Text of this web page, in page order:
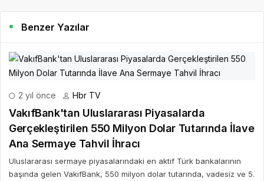
Benzer Yazılar
2 yıl önce Hbr TV
VakıfBank'tan Uluslararası Piyasalarda
Gerçekleştirilen 550 Milyon Dolar Tutarında İlave
Ana Sermaye Tahvil İhracı
Uluslararası sermaye piyasalarındaki en aktif Türk bankalarının
başında gelen VakıfBank, 550 milyon dolar tutarında, vadesiz ve 5.